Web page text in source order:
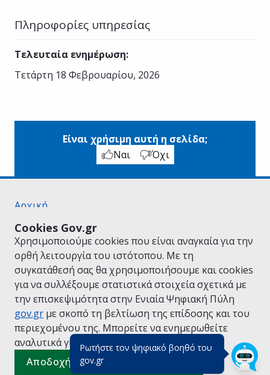
Ρωτήστε τον ψηφιακό βοηθό του
gov.gr(πάτησε για κλείσιμο)
Cookies Gov.gr
Χρησιμοποιούμε cookies που είναι αναγκαία για την
ορθή λειτουργία του ιστότοπου. Με τη
συγκατάθεσή σας θα χρησιμοποιήσουμε και cookies
για να συλλέξουμε στατιστικά στοιχεία σχετικά με
την επισκεψιμότητα στην Ενιαία Ψηφιακή Πύλη
gov.gr με σκοπό τη βελτίωση της επίδοσης και του
περιεχομένου της. Μπορείτε να ενημερωθείτε
αναλυτικά για την Πολιτική Cookies.
Αποδοχή όλων
Πληροφορίες υπηρεσίας
Τελευταία ενημέρωση:
Τετάρτη 18 Φεβρουαρίου, 2026
Είναι χρήσιμη αυτή η σελίδα;
Ναι
Όχι
Αρχική
Όροι Χρήσης
Πολιτική Απορρήτου
Δήλωση προσβασιμότητας
Πολιτική cookies
Προτάσεις για το gov.gr
Υλοποίηση από το Υπουργείο Ψηφιακής
Διακυβέρνησης
Ελληνικά |Αγγλικά